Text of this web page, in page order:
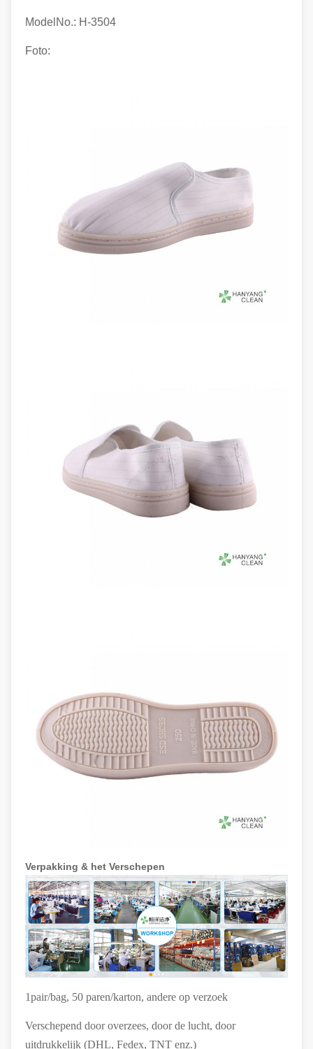
ModelNo.: H-3504
Foto:
Verpakking & het Verschepen
1pair/bag, 50 paren/karton, andere op verzoek
Verschepend door overzees, door de lucht, door
uitdrukkelijk (DHL, Fedex, TNT enz.)